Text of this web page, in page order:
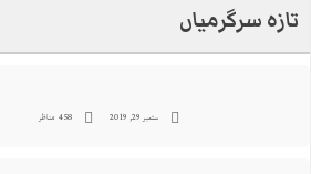
تازہ سرگرمیاں
ستمبر 29, 2019 458 مناظر